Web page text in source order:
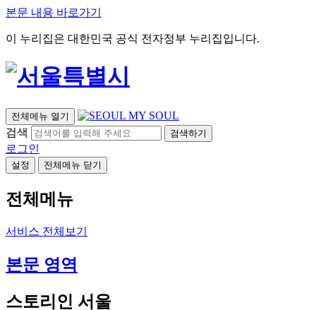
본문 내용 바로가기
이 누리집은 대한민국 공식 전자정부 누리집입니다.
전체메뉴 열기
검색 검색하기
로그인
설정 전체메뉴 닫기
전체메뉴
서비스 전체보기
본문 영역
스토리인 서울